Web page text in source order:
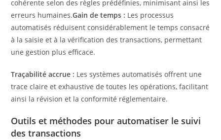
cohérente selon des règles prédéfinies, minimisant ainsi les
erreurs humaines.Gain de temps : Les processus
automatisés réduisent considérablement le temps consacré
à la saisie et à la vérification des transactions, permettant
une gestion plus efficace.
Traçabilité accrue : Les systèmes automatisés offrent une
trace claire et exhaustive de toutes les opérations, facilitant
ainsi la révision et la conformité réglementaire.
Outils et méthodes pour automatiser le suivi
des transactions